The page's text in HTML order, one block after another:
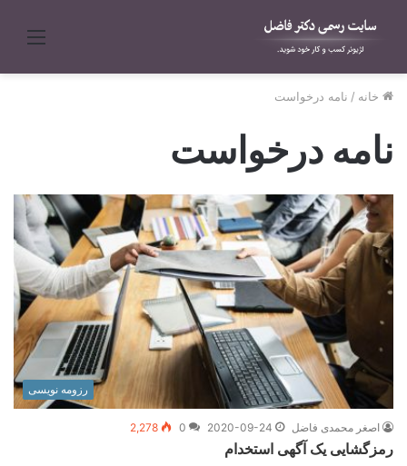
منو
خانه / نامه درخواست
نامه درخواست
رزومه نویسی
اصغر محمدی فاضل 2020-09-24
0
2,278
رمزگشایی یک آگهی استخدام